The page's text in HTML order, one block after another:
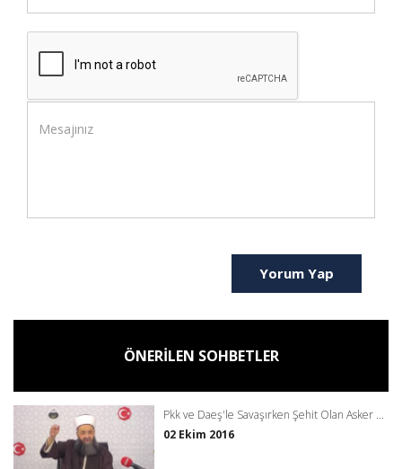
Yorum Yap
ÖNERİLEN SOHBETLER
Pkk ve Daeş'le Savaşırken Şehit Olan Asker ...
02 Ekim 2016